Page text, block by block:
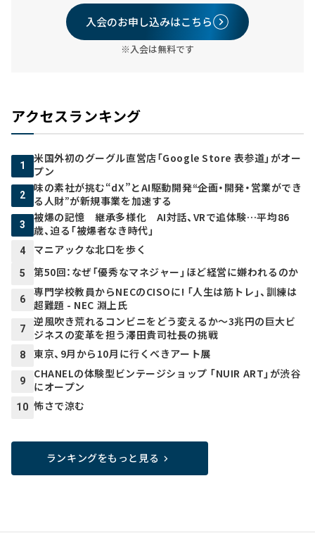
入会のお申し込みはこちら
※入会は無料です
アクセスランキング
1
米国外初のグーグル直営店「Google Store 表参道」がオー
プン
2
味の素社が挑む“dX”とAI駆動開発――“企画・開発・営業ができ
る人財”が新規事業を加速する
3
被爆の記憶 継承多様化 AI対話、VRで追体験…平均86
歳、迫る「被爆者なき時代」
4 マニアックな北口を歩く
5 第50回：なぜ「優秀なマネジャー」ほど経営に嫌われるのか
6
専門学校教員からNECのCISOに! 「人生は筋トレ」、訓練は
超難題 - NEC 淵上氏
7
逆風吹き荒れるコンビニをどう変えるか～3兆円の巨大ビ
ジネスの変革を担う澤田貴司社長の挑戦
8 東京、9月から10月に行くべきアート展
9
CHANELの体験型ビンテージショップ 「NUIR ART」が渋谷
にオープン
10 怖さで涼む
ランキングをもっと見る